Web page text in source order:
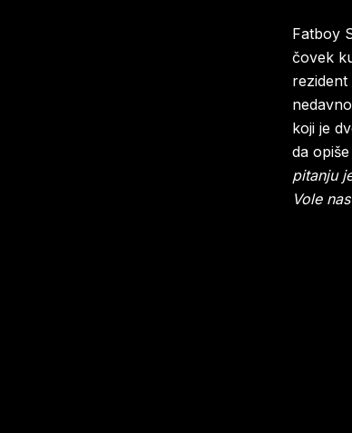
Fatboy
čovek
koji je
da
pitanju
Vole